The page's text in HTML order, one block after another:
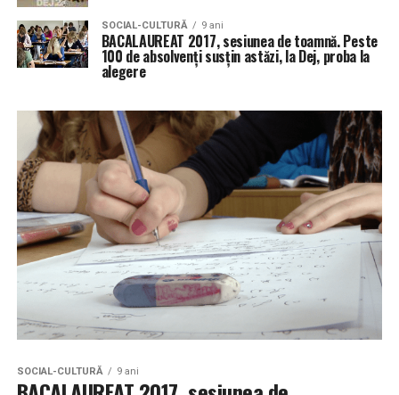
SOCIAL-CULTURĂ 9 ani
BACALAUREAT 2017, sesiunea de toamnă. Peste
100 de absolvenți susțin astăzi, la Dej, proba la
alegere
SOCIAL-CULTURĂ 9 ani